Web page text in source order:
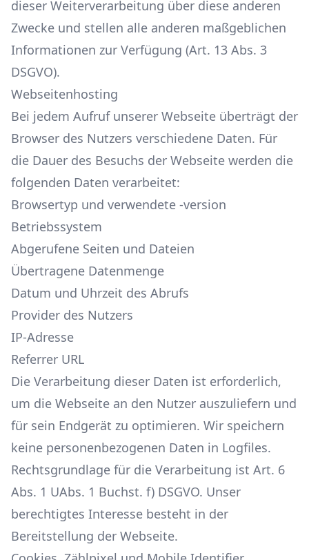
dieser Weiterverarbeitung über diese anderen
Zwecke und stellen alle anderen maßgeblichen
Informationen zur Verfügung (Art. 13 Abs. 3
DSGVO).
Webseitenhosting
Bei jedem Aufruf unserer Webseite überträgt der
Browser des Nutzers verschiedene Daten. Für
die Dauer des Besuchs der Webseite werden die
folgenden Daten verarbeitet:
Browsertyp und verwendete -version
Betriebssystem
Abgerufene Seiten und Dateien
Übertragene Datenmenge
Datum und Uhrzeit des Abrufs
Provider des Nutzers
IP-Adresse
Referrer URL
Die Verarbeitung dieser Daten ist erforderlich,
um die Webseite an den Nutzer auszuliefern und
für sein Endgerät zu optimieren. Wir speichern
keine personenbezogenen Daten in Logfiles.
Rechtsgrundlage für die Verarbeitung ist Art. 6
Abs. 1 UAbs. 1 Buchst. f) DSGVO. Unser
berechtigtes Interesse besteht in der
Bereitstellung der Webseite.